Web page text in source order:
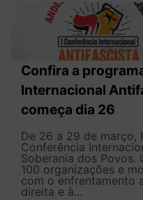
Confira a
Internacional
começa dia 26
De 26 a 29 de março,
Conferência
Soberania dos Povos.
100 organizações e
com o enfrentamento
direita e à...